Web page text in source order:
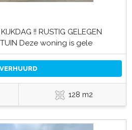
!! RUSTIG GELEGEN
Deze woning is gele
VERHUURD
128 m2